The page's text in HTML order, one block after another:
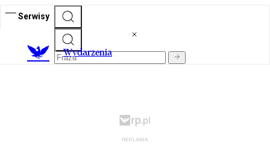
Serwisy
Wydarzenia